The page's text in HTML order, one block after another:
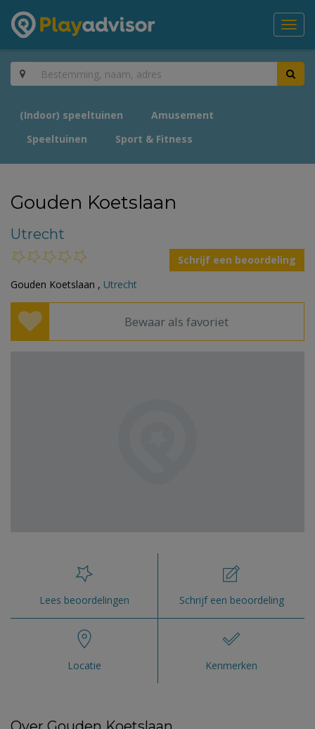
(Indoor) speeltuinen
Amusement
Speeltuinen
Sport & Fitness
Gouden Koetslaan
Utrecht
Schrijf een beoordeling
Gouden Koetslaan , Utrecht
Bewaar als favoriet
Lees beoordelingen Schrijf een beoordeling
Locatie Kenmerken